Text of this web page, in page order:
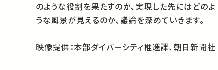
のような役割を果たすのか、実現した先にはどのよ
うな風景が見えるのか、議論を深めていきます。
映像提供：本部ダイバーシティ推進課、朝日新聞社